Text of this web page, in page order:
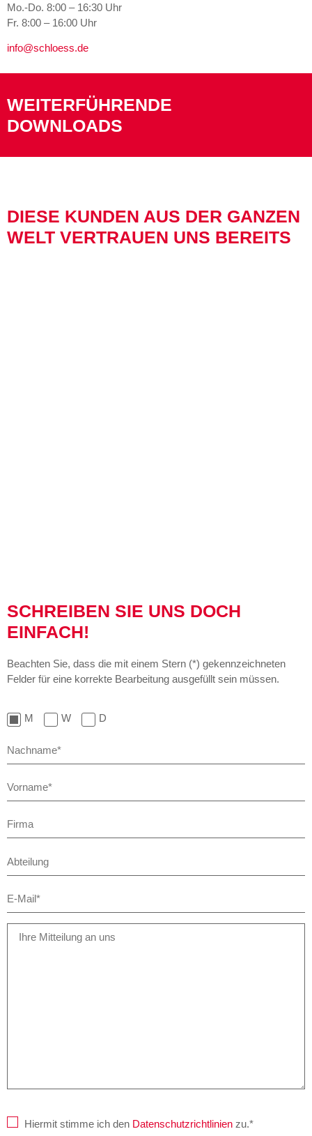
Mo.-Do. 8:00 – 16:30 Uhr
Fr. 8:00 – 16:00 Uhr
info@schloess.de
WEITERFÜHRENDE
DOWNLOADS
DIESE KUNDEN AUS DER GANZEN
WELT VERTRAUEN UNS BEREITS
SCHREIBEN SIE UNS DOCH
EINFACH!
Beachten Sie, dass die mit einem Stern (*) gekennzeichneten
Felder für eine korrekte Bearbeitung ausgefüllt sein müssen.
M W D
Hiermit stimme ich den Datenschutzrichtlinien zu.*